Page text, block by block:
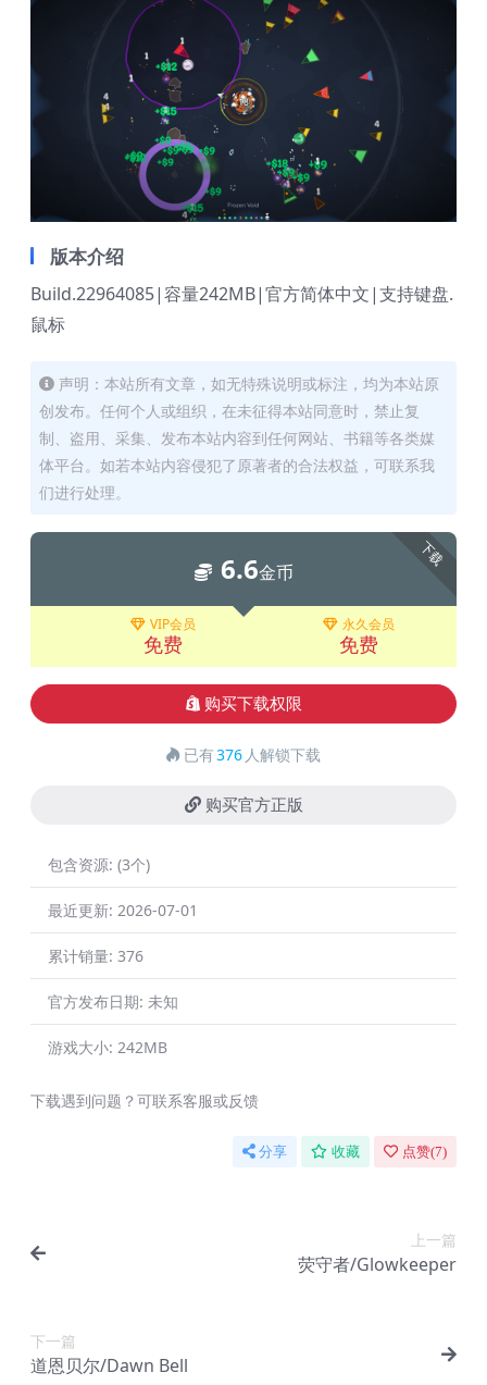
版本介绍
Build.22964085|容量242MB|官方简体中文|支持键盘.
鼠标
声明：本站所有文章，如无特殊说明或标注，均为本站原
创发布。任何个人或组织，在未征得本站同意时，禁止复
制、盗用、采集、发布本站内容到任何网站、书籍等各类媒
体平台。如若本站内容侵犯了原著者的合法权益，可联系我
们进行处理。
下载
6.6金币
VIP会员
免费
永久会员
免费
购买下载权限
已有376 人解锁下载
购买官方正版
包含资源: (3个)
最近更新: 2026-07-01
累计销量: 376
官方发布日期: 未知
游戏大小: 242MB
下载遇到问题？可联系客服或反馈
分享 收藏 点赞(7)
上一篇
荧守者/Glowkeeper
下一篇
道恩贝尔/Dawn Bell